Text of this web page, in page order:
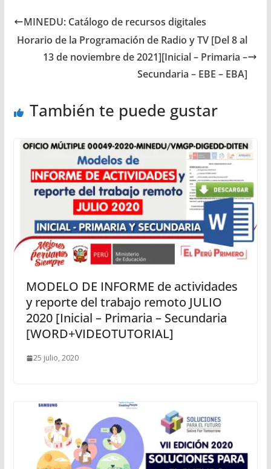
MINEDU: Catálogo de recursos digitales
Horario de la Programación de Radio y TV [Del 8 al
13 de noviembre de 2021][Inicial – Primaria –
Secundaria – EBE – EBA]
También te puede gustar
MODELO DE INFORME de actividades
y reporte del trabajo remoto JULIO
2020 [Inicial – Primaria – Secundaria
[WORD+VIDEOTUTORIAL]
25 julio, 2020